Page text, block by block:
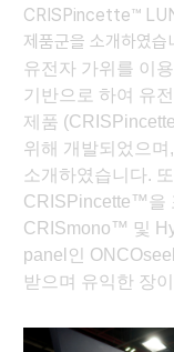
CRISPincette™
제품군을 소개하였습
유전자 가위를 이
기반으로 하여 유
제품
위해 개발되었으
소개하였습니다.
CRISPincette™을
CRISmono™ 및
panel인
받으며 유익한 장